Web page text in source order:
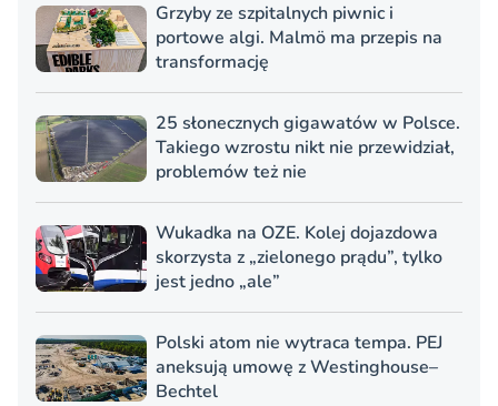
Grzyby ze szpitalnych piwnic i
portowe algi. Malmö ma przepis na
transformację
25 słonecznych gigawatów w Polsce.
Takiego wzrostu nikt nie przewidział,
problemów też nie
Wukadka na OZE. Kolej dojazdowa
skorzysta z „zielonego prądu”, tylko
jest jedno „ale”
Polski atom nie wytraca tempa. PEJ
aneksują umowę z Westinghouse–
Bechtel